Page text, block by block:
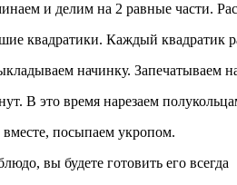
и делим на 2 равные части.
квадратики. Каждый квадратик
начинку. Запечатываем
В это время нарезаем
посыпаем укропом.